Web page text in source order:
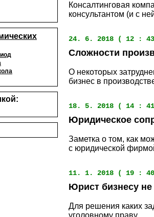
Консалтинговая
консультантом (и с
24. 6. 2018 ( 12 :
Сложности
О некоторых
бизнес в
18. 5. 2018 ( 14 :
Юридическое
Заметка о том, как
с юридической
11. 1. 2018 ( 19 :
Юрист бизнесу
Для решения каких
уголовному праву.